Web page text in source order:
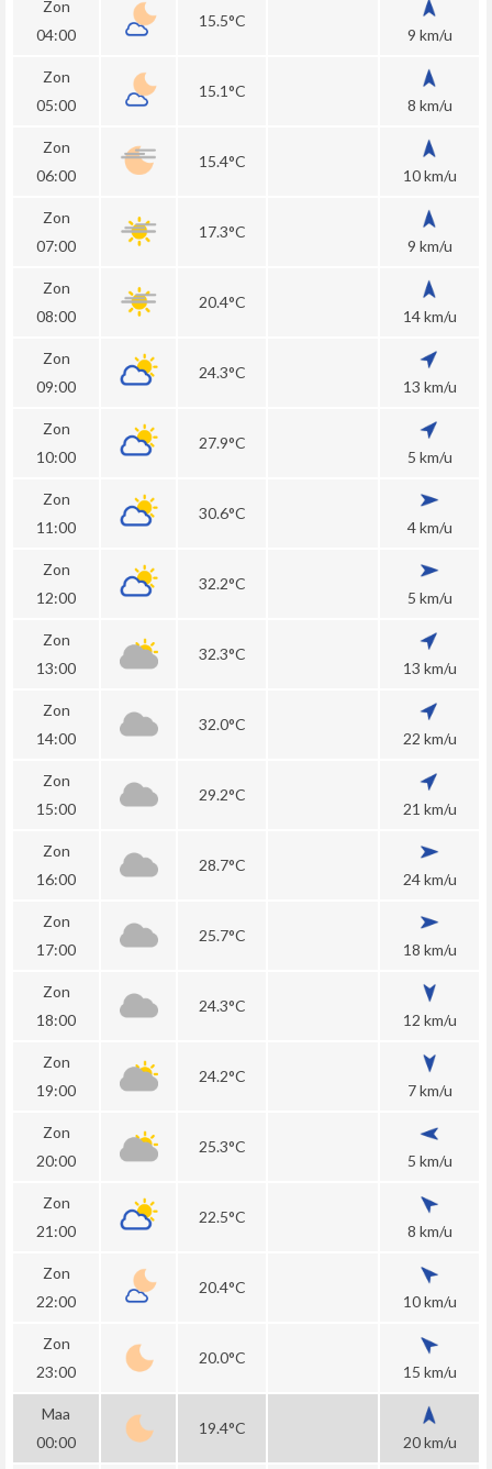
Zon
04:00
15.5°C
9 km/u
Zon
05:00
15.1°C
8 km/u
Zon
06:00
15.4°C
10 km/u
Zon
07:00
17.3°C
9 km/u
Zon
08:00
20.4°C
14 km/u
Zon
09:00
24.3°C
13 km/u
Zon
10:00
27.9°C
5 km/u
Zon
11:00
30.6°C
4 km/u
Zon
12:00
32.2°C
5 km/u
Zon
13:00
32.3°C
13 km/u
Zon
14:00
32.0°C
22 km/u
Zon
15:00
29.2°C
21 km/u
Zon
16:00
28.7°C
24 km/u
Zon
17:00
25.7°C
18 km/u
Zon
18:00
24.3°C
12 km/u
Zon
19:00
24.2°C
7 km/u
Zon
20:00
25.3°C
5 km/u
Zon
21:00
22.5°C
8 km/u
Zon
22:00
20.4°C
10 km/u
Zon
23:00
20.0°C
15 km/u
Maa
00:00
19.4°C
20 km/u